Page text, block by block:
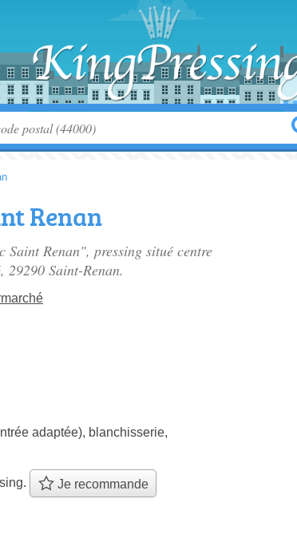
Renan
Saint Renan", pressing situé centre
, 29290 Saint-Renan.
adaptée), blanchisserie,
Je recommande